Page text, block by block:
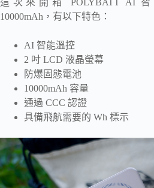
10000mAh，有以下特色：
AI 智能溫控
2 吋 LCD 液晶螢幕
防爆固態電池
10000mAh 容量
通過 CCC 認證
具備飛航需要的 Wh 標示